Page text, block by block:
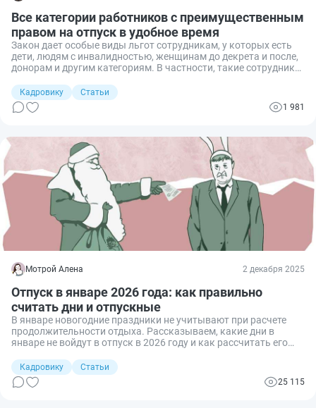
Все категории работников с преимущественным
правом на отпуск в удобное время
Закон дает особые виды льгот сотрудникам, у которых есть
дети, людям с инвалидностью, женщинам до декрета и после,
донорам и другим категориям. В частности, такие сотрудники
работодатель не может им в этом отказать. График отпусков
не является препятствием для реализации такого права.
Приведу полный перечень категорий работников, у которых
время.
Кадровику
Статьи
1 981
Мотрой Алена 2 декабря 2025
Отпуск в январе 2026 года: как правильно
считать дни и отпускные
В январе новогодние праздники не учитывают при расчете
продолжительности отдыха. Рассказываем, какие дни в
январе не войдут в отпуск в 2026 году и как рассчитать его
Кадровику
Статьи
25 115